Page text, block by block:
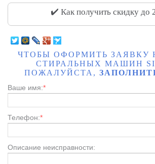
✔️ Как получить скидку до
ЧТОБЫ ОФОРМИТЬ ЗАЯВКУ
СТИРАЛЬНЫХ МАШИН
ПОЖАЛУЙСТА,
Ваше имя:*
Телефон:*
Описание неисправности: